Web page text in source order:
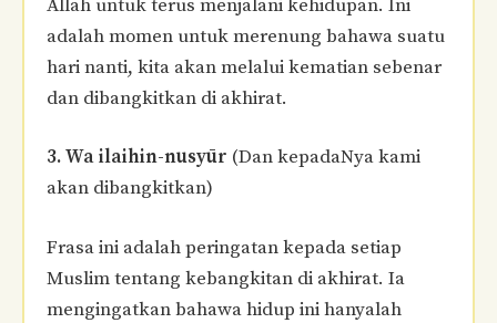
Allah untuk terus menjalani kehidupan. Ini
adalah momen untuk merenung bahawa suatu
hari nanti, kita akan melalui kematian sebenar
dan dibangkitkan di akhirat.
3. Wa ilaihin-nusyūr (Dan kepadaNya kami
akan dibangkitkan)
Frasa ini adalah peringatan kepada setiap
Muslim tentang kebangkitan di akhirat. Ia
mengingatkan bahawa hidup ini hanyalah